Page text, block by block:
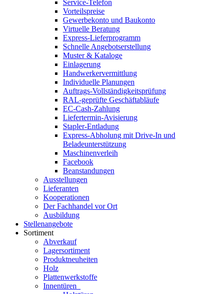
Service-Telefon
Vorteilspreise
Gewerbekonto und Baukonto
Virtuelle Beratung
Express-Lieferprogramm
Schnelle Angebotserstellung
Muster & Kataloge
Einlagerung
Handwerkervermittlung
Individuelle Planungen
Auftrags-Vollständigkeitsprüfung
RAL-geprüfte Geschäftabläufe
EC-Cash-Zahlung
Liefertermin-Avisierung
Stapler-Entladung
Express-Abholung mit Drive-In und
Beladeunterstützung
Maschinenverleih
Facebook
Beanstandungen
Ausstellungen
Lieferanten
Kooperationen
Der Fachhandel vor Ort
Ausbildung
Stellenangebote
Sortiment
Abverkauf
Lagersortiment
Produktneuheiten
Holz
Plattenwerkstoffe
Innentüren